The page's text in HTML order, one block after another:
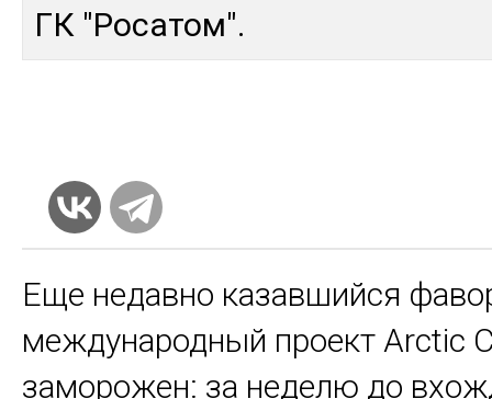
ГК "Ро­сатом".
Еще недавно казавшийся
международный проект Arctic
заморожен: за неделю до